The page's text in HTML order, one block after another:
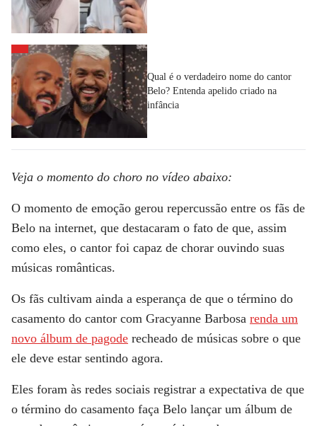
Qual é o verdadeiro nome do cantor
Belo? Entenda apelido criado na
infância
Veja o momento do choro no vídeo abaixo:
O momento de emoção gerou repercussão entre os fãs de
Belo na internet, que destacaram o fato de que, assim
como eles, o cantor foi capaz de chorar ouvindo suas
músicas românticas.
Os fãs cultivam ainda a esperança de que o término do
casamento do cantor com Gracyanne Barbosa renda um
novo álbum de pagode recheado de músicas sobre o que
ele deve estar sentindo agora.
Eles foram às redes sociais registrar a expectativa de que
o término do casamento faça Belo lançar um álbum de